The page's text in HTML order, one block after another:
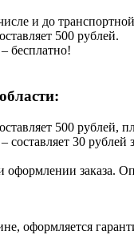
и до
500 рублей.
бесплатно!
500 рублей,
составляет 30 рублей
заказа.
оформляется